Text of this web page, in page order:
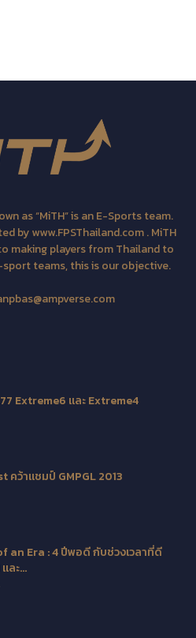
as “MiTH” is an E-Sports team.
by www.FPSThailand.com . MiTH
making players from Thailand to
sport teams, this is our objective.
Extreme6 และ Extreme4
คว้าแชมป์ GMPGL 2013
an Era : 4 ปีพอดี กับช่วงเวลาที่ดี
ละ...